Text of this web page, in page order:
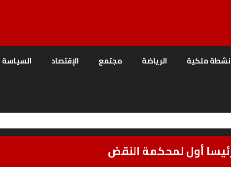
ملكية الرياضة مجتمع الإقتصاد السياسة
رئيسا أول لمحكمة النقض